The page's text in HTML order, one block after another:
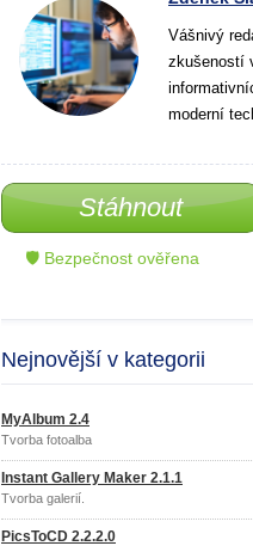
Vášnivý
zkušeností
moderní
Stáhnout
🛡 Bezpečnost ověřena
Nejnovější v kategorii
MyAlbum 2.4
Tvorba fotoalba
Instant Gallery Maker 2.1.1
Tvorba galerií.
PicsToCD 2.2.2.0